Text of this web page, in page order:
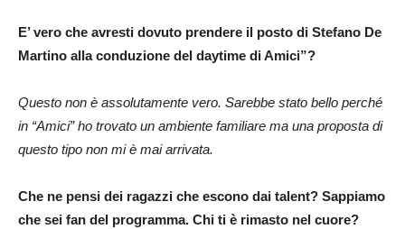
E’ vero che avresti dovuto prendere il posto di Stefano De
Martino alla conduzione del daytime di Amici”?
Questo non è assolutamente vero. Sarebbe stato bello perché
in “Amici” ho trovato un ambiente familiare ma una proposta di
questo tipo non mi è mai arrivata.
Che ne pensi dei ragazzi che escono dai talent? Sappiamo
che sei fan del programma. Chi ti è rimasto nel cuore?